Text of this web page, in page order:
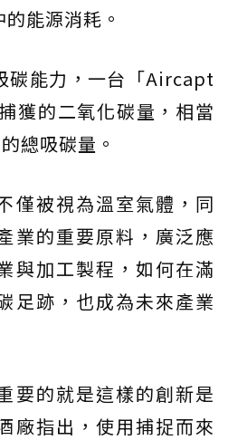
能源消耗。
碳能力，一台「Aircapt
獲的二氧化碳量，相當
總吸碳量。
僅被視為溫室氣體，同
業的重要原料，廣泛應
與加工製程，如何在滿
足跡，也成為未來產業
要的就是這樣的創新是
廠指出，使用捕捉而來